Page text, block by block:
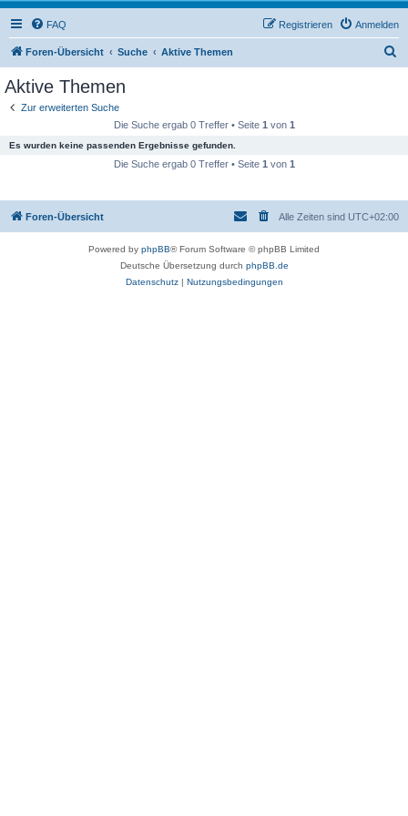
FAQ Anmelden
Registrieren
Foren-Übersicht Suche Aktive Themen
Aktive Themen
Zur erweiterten Suche
Die Suche ergab 0 Treffer • Seite 1 von 1
Es wurden keine passenden Ergebnisse gefunden.
Die Suche ergab 0 Treffer • Seite 1 von 1
Foren-Übersicht Alle Zeiten sind UTC+02:00
Powered by phpBB® Forum Software © phpBB Limited
Deutsche Übersetzung durch phpBB.de
Datenschutz| Nutzungsbedingungen